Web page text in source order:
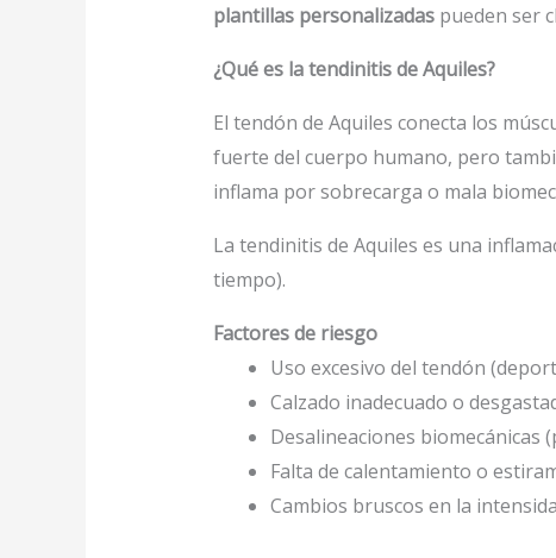
plantillas personalizadaspueden ser
¿Qué es la tendinitis de Aquiles?
El tendón de Aquiles conecta los
fuerte del cuerpo humano, pero
inflama por sobrecarga o mala
La tendinitis de Aquiles es una
tiempo).
Factores de riesgo
Uso excesivo del tendón
Calzado inadecuado o
Desalineaciones biomecánicas
Falta de calentamiento o
Cambios bruscos en la